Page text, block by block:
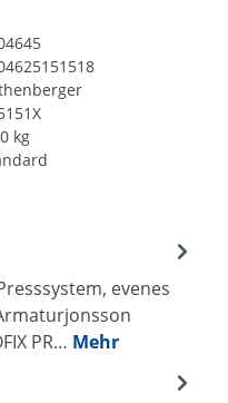
kg
evenes
PR… Mehr